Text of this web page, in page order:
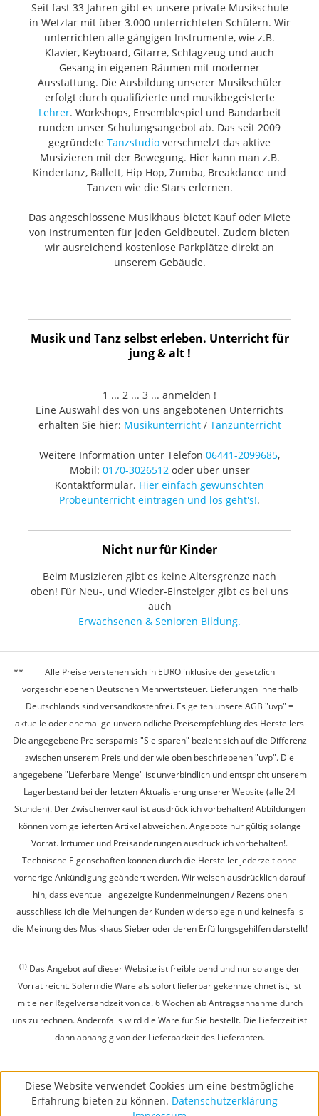
Seit fast 33 Jahren gibt es unsere private Musikschule
in Wetzlar mit über 3.000 unterrichteten Schülern. Wir
unterrichten alle gängigen Instrumente, wie z.B.
Klavier, Keyboard, Gitarre, Schlagzeug und auch
Gesang in eigenen Räumen mit moderner
Ausstattung. Die Ausbildung unserer Musikschüler
erfolgt durch qualifizierte und musikbegeisterte
Lehrer. Workshops, Ensemblespiel und Bandarbeit
runden unser Schulungsangebot ab. Das seit 2009
gegründete Tanzstudio verschmelzt das aktive
Musizieren mit der Bewegung. Hier kann man z.B.
Kindertanz, Ballett, Hip Hop, Zumba, Breakdance und
Tanzen wie die Stars erlernen.
Das angeschlossene Musikhaus bietet Kauf oder Miete
von Instrumenten für jeden Geldbeutel. Zudem bieten
wir ausreichend kostenlose Parkplätze direkt an
unserem Gebäude.
Musik und Tanz selbst erleben. Unterricht für
jung & alt !
1 ... 2 ... 3 ... anmelden !
Eine Auswahl des von uns angebotenen Unterrichts
erhalten Sie hier: Musikunterricht/ Tanzunterricht
Weitere Information unter Telefon 06441-2099685,
Mobil: 0170-3026512oder über unser
Kontaktformular. Hier einfach gewünschten
Probeunterricht eintragen und los geht's!.
Nicht nur für Kinder
Beim Musizieren gibt es keine Altersgrenze nach
oben! Für Neu-, und Wieder-Einsteiger gibt es bei uns
auch
Erwachsenen & Senioren Bildung.
Alle Preise verstehen sich in EURO inklusive der gesetzlich
vorgeschriebenen Deutschen Mehrwertsteuer. Lieferungen innerhalb
Deutschlands sind versandkostenfrei. Es gelten unsere AGB "uvp" =
aktuelle oder ehemalige unverbindliche Preisempfehlung des Herstellers
Die angegebene Preisersparnis "Sie sparen" bezieht sich auf die Differenz
zwischen unserem Preis und der wie oben beschriebenen "uvp". Die
angegebene "Lieferbare Menge" ist unverbindlich und entspricht unserem
Lagerbestand bei der letzten Aktualisierung unserer Website (alle 24
Stunden). Der Zwischenverkauf ist ausdrücklich vorbehalten! Abbildungen
können vom gelieferten Artikel abweichen. Angebote nur gültig solange
Vorrat. Irrtümer und Preisänderungen ausdrücklich vorbehalten!.
Technische Eigenschaften können durch die Hersteller jederzeit ohne
vorherige Ankündigung geändert werden. Wir weisen ausdrücklich darauf
hin, dass eventuell angezeigte Kundenmeinungen / Rezensionen
ausschliesslich die Meinungen der Kunden widerspiegeln und keinesfalls
die Meinung des Musikhaus Sieber oder deren Erfüllungsgehilfen darstellt!
(1) Das Angebot auf dieser Website ist freibleibend und nur solange der
Vorrat reicht. Sofern die Ware als sofort lieferbar gekennzeichnet ist, ist
mit einer Regelversandzeit von ca. 6 Wochen ab Antragsannahme durch
uns zu rechnen. Andernfalls wird die Ware für Sie bestellt. Die Lieferzeit ist
dann abhängig von der Lieferbarkeit des Lieferanten.
Diese Website verwendet Cookies um eine bestmögliche
Erfahrung bieten zu können. Datenschutzerklärung